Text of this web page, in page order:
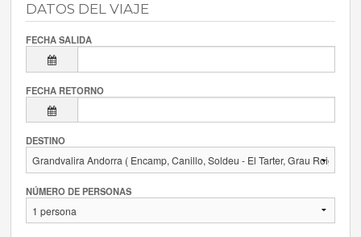
DATOS DEL VIAJE
FECHA SALIDA
FECHA RETORNO
DESTINO
NÚMERO DE PERSONAS